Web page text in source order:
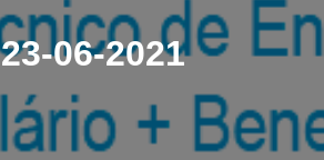
06-2021